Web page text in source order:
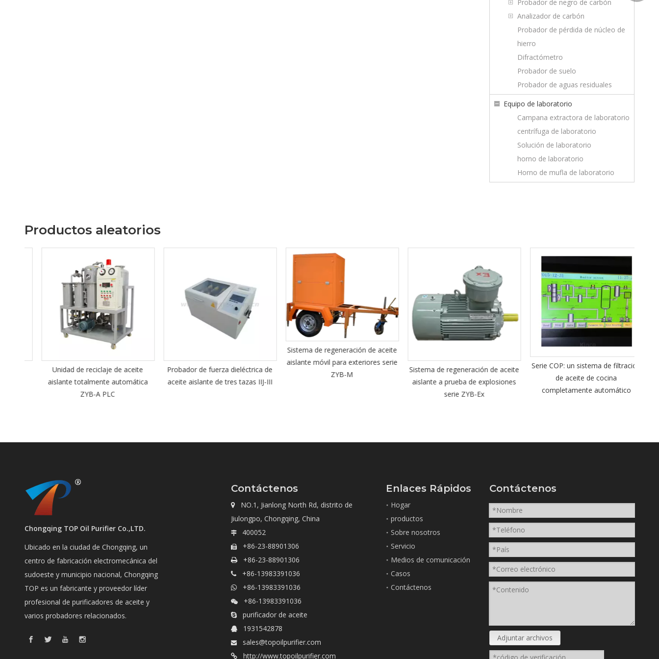
Probador de negro de carbón
Analizador de carbón
Probador de pérdida de núcleo de
hierro
Difractómetro
Probador de suelo
Probador de aguas residuales
Equipo de laboratorio
Campana extractora de laboratorio
centrífuga de laboratorio
Solución de laboratorio
horno de laboratorio
Horno de mufla de laboratorio
Productos aleatorios
Unidad de reciclaje de aceite
aislante totalmente automática
ZYB-A PLC
Probador de fuerza dieléctrica de
aceite aislante de tres tazas IIJ-III
Sistema de regeneración de aceite
aislante móvil para exteriores serie
ZYB-M
Sistema de regeneración de aceite
aislante a prueba de explosiones
serie ZYB-Ex
Serie COP: un sistema de filtración
de aceite de cocina
completamente automático
Chongqing TOP Oil Purifier Co.,LTD.
Ubicado en la ciudad de Chongqing, un
centro de fabricación electromecánica del
sudoeste y municipio nacional, Chongqing
TOP es un fabricante y proveedor líder
profesional de purificadores de aceite y
varios probadores relacionados.
Contáctenos

NO.1, Jianlong North Rd, distrito de
Jiulongpo, Chongqing, China
 400052
 +86-23-88901306
 +86-23-88901306
 +86-13983391036
 +86-13983391036
 +86-13983391036
 purificador de aceite
 1931542878
 sales@topoilpurifier.com
 http://www.topoilpurifier.com
Enlaces Rápidos
Hogar
productos
Sobre nosotros
Servicio
Medios de comunicación
Casos
Contáctenos
Contáctenos
Adjuntar archivos